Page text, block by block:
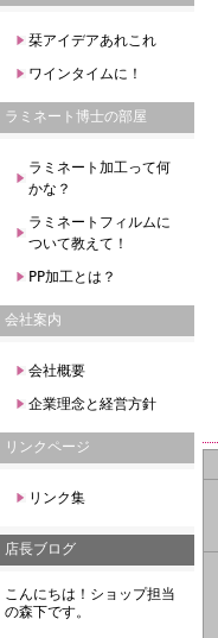
栞アイデアあれこれ
ワインタイムに！
ラミネート博士の部屋
ラミネート加工って何
かな？
ラミネートフィルムに
ついて教えて！
PP加工とは？
会社案内
会社概要
企業理念と経営方針
リンクページ
リンク集
店長ブログ
こんにちは！ショップ担当
の森下です。